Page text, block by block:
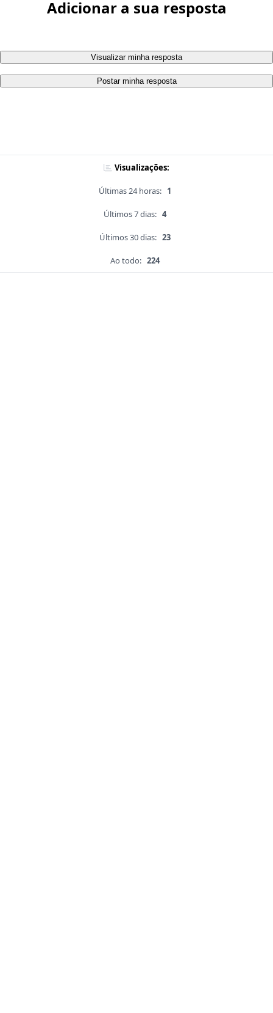
Adicionar a sua resposta
Visualizar minha resposta
Postar minha resposta
Visualizações:
Últimas 24 horas: 1
Últimos 7 dias: 4
Últimos 30 dias: 23
Ao todo: 224